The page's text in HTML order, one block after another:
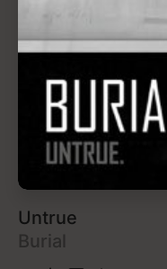
músicas tão mal-
a própria
“Fiquei
menina. Eu
Parabéns.
sobre o seu
Lorde
sobre ouvir novamente